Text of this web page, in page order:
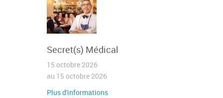
Secret(s) Médical
15 octobre 2026
au 15 octobre 2026
Plus d'informations